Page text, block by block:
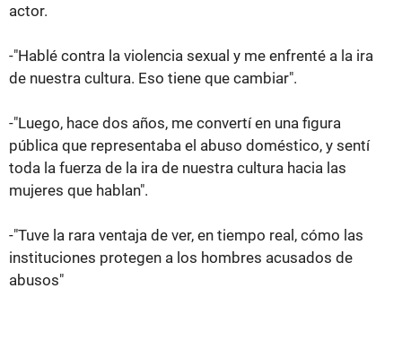
actor.
-"Hablé contra la violencia sexual y me enfrenté a la ira
de nuestra cultura. Eso tiene que cambiar".
-"Luego, hace dos años, me convertí en una figura
pública que representaba el abuso doméstico, y sentí
toda la fuerza de la ira de nuestra cultura hacia las
mujeres que hablan".
-"Tuve la rara ventaja de ver, en tiempo real, cómo las
instituciones protegen a los hombres acusados de
abusos"